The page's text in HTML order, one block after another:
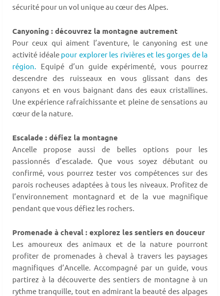
sécurité pour un vol unique au cœur des Alpes.
Canyoning : découvrez la montagne autrement
Pour ceux qui aiment l’aventure, le canyoning est une
activité idéale pour explorer les rivières et les gorges de la
région.
Equipé d’un guide expérimenté, vous pourrez
descendre des ruisseaux en vous glissant dans des
canyons et en vous baignant dans des eaux cristallines.
Une expérience rafraîchissante et pleine de sensations au
cœur de la nature.
Escalade : défiez la montagne
Ancelle propose aussi de belles options pour les
passionnés d’escalade. Que vous soyez débutant ou
confirmé, vous pourrez tester vos compétences sur des
parois rocheuses adaptées à tous les niveaux. Profitez de
l’environnement montagnard et de la vue magnifique
pendant que vous défiez les rochers.
Promenade à cheval : explorez les sentiers en douceur
Les amoureux des animaux et de la nature pourront
profiter de promenades à cheval à travers les paysages
magnifiques d’Ancelle. Accompagné par un guide, vous
partirez à la découverte des sentiers de montagne à un
rythme tranquille, tout en admirant la beauté des alpages